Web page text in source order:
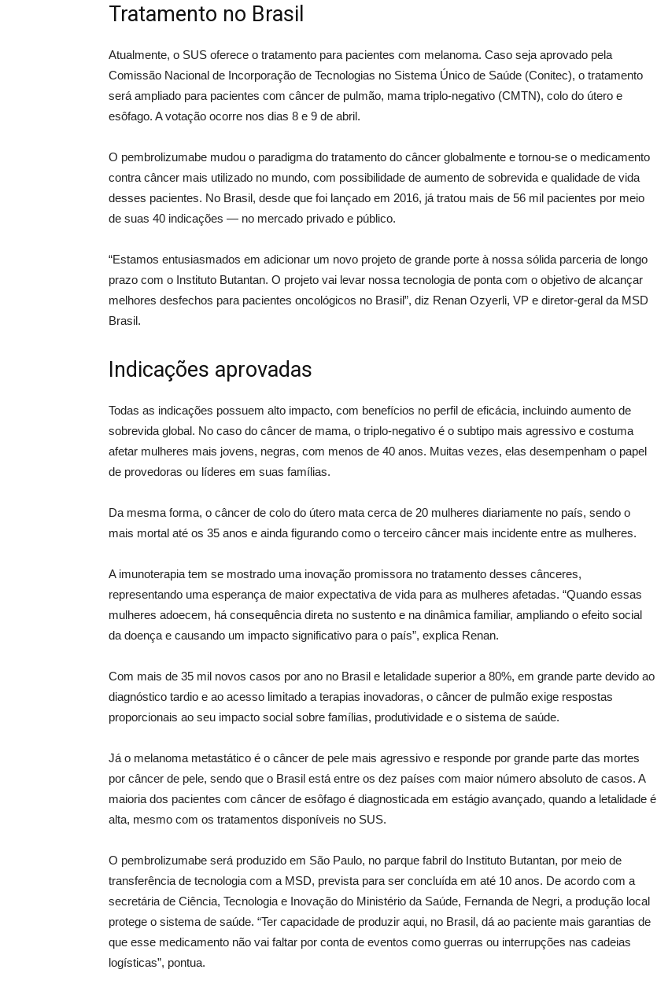
Tratamento no Brasil
Atualmente, o SUS oferece o tratamento para pacientes com melanoma. Caso seja aprovado pela
Comissão Nacional de Incorporação de Tecnologias no Sistema Único de Saúde (Conitec), o tratamento
será ampliado para pacientes com câncer de pulmão, mama triplo-negativo (CMTN), colo do útero e
esôfago. A votação ocorre nos dias 8 e 9 de abril.
O pembrolizumabe mudou o paradigma do tratamento do câncer globalmente e tornou-se o medicamento
contra câncer mais utilizado no mundo, com possibilidade de aumento de sobrevida e qualidade de vida
desses pacientes. No Brasil, desde que foi lançado em 2016, já tratou mais de 56 mil pacientes por meio
de suas 40 indicações — no mercado privado e público.
“Estamos entusiasmados em adicionar um novo projeto de grande porte à nossa sólida parceria de longo
prazo com o Instituto Butantan. O projeto vai levar nossa tecnologia de ponta com o objetivo de alcançar
melhores desfechos para pacientes oncológicos no Brasil”, diz Renan Ozyerli, VP e diretor-geral da MSD
Brasil.
Indicações aprovadas
Todas as indicações possuem alto impacto, com benefícios no perfil de eficácia, incluindo aumento de
sobrevida global. No caso do câncer de mama, o triplo-negativo é o subtipo mais agressivo e costuma
afetar mulheres mais jovens, negras, com menos de 40 anos. Muitas vezes, elas desempenham o papel
de provedoras ou líderes em suas famílias.
Da mesma forma, o câncer de colo do útero mata cerca de 20 mulheres diariamente no país, sendo o
mais mortal até os 35 anos e ainda figurando como o terceiro câncer mais incidente entre as mulheres.
A imunoterapia tem se mostrado uma inovação promissora no tratamento desses cânceres,
representando uma esperança de maior expectativa de vida para as mulheres afetadas. “Quando essas
mulheres adoecem, há consequência direta no sustento e na dinâmica familiar, ampliando o efeito social
da doença e causando um impacto significativo para o país”, explica Renan.
Com mais de 35 mil novos casos por ano no Brasil e letalidade superior a 80%, em grande parte devido ao
diagnóstico tardio e ao acesso limitado a terapias inovadoras, o câncer de pulmão exige respostas
proporcionais ao seu impacto social sobre famílias, produtividade e o sistema de saúde.
Já o melanoma metastático é o câncer de pele mais agressivo e responde por grande parte das mortes
por câncer de pele, sendo que o Brasil está entre os dez países com maior número absoluto de casos. A
maioria dos pacientes com câncer de esôfago é diagnosticada em estágio avançado, quando a letalidade é
alta, mesmo com os tratamentos disponíveis no SUS.
O pembrolizumabe será produzido em São Paulo, no parque fabril do Instituto Butantan, por meio de
transferência de tecnologia com a MSD, prevista para ser concluída em até 10 anos. De acordo com a
secretária de Ciência, Tecnologia e Inovação do Ministério da Saúde, Fernanda de Negri, a produção local
protege o sistema de saúde. “Ter capacidade de produzir aqui, no Brasil, dá ao paciente mais garantias de
que esse medicamento não vai faltar por conta de eventos como guerras ou interrupções nas cadeias
logísticas”, pontua.